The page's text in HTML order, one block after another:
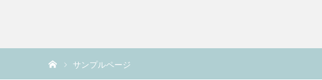
サンプルページ